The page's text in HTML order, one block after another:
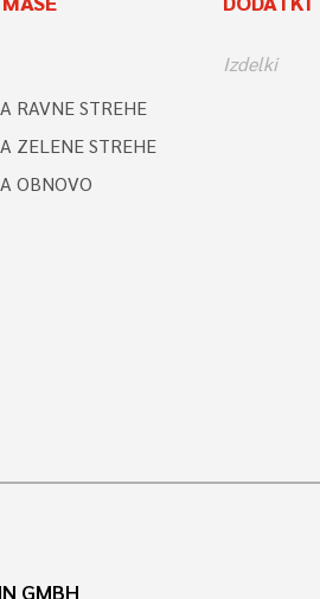
RAVNE STREHE
ZELENE STREHE
OBNOVO
Izdelki
GMBH